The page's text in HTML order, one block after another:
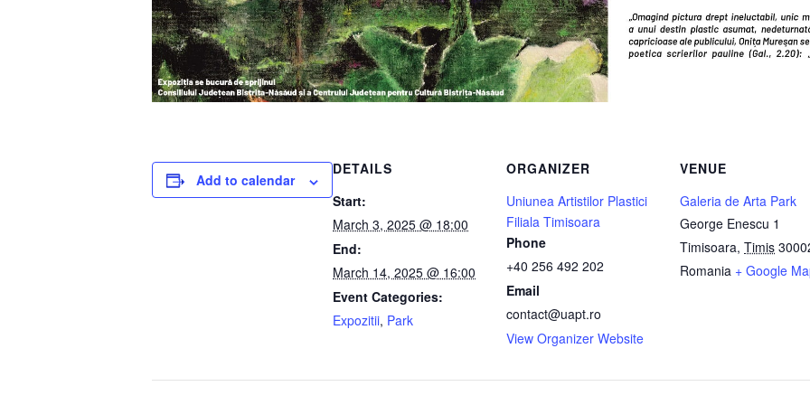
Add to calendar
DETAILS
Start:
March 3, 2025 @ 18:00
End:
March 14, 2025 @ 16:00
Event Categories:
Expozitii, Park
ORGANIZER
Uniunea Artistilor Plastici
Filiala Timisoara
Phone
+40 256 492 202
Email
contact@uapt.ro
View Organizer Website
VENUE
Galeria de Arta Park
George Enescu 1
Timisoara, Timis
Romania + Google